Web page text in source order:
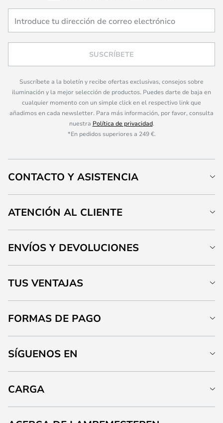
SUSCRÍBETE
Suscríbete a la boletín y recibe ofertas exclusivas, consejos sobre
iluminación y la mejor selección de productos. Puedes darte de baja en
cualquier momento con un simple click en el respectivo link que
añadimos en cada newsletter. Para más información, por favor, consulta
nuestra Política de privacidad.
*En pedidos superiores a 249 €.
CONTACTO Y ASISTENCIA
ATENCIÓN AL CLIENTE
ENVÍOS Y DEVOLUCIONES
TUS VENTAJAS
FORMAS DE PAGO
SÍGUENOS EN
CARGA